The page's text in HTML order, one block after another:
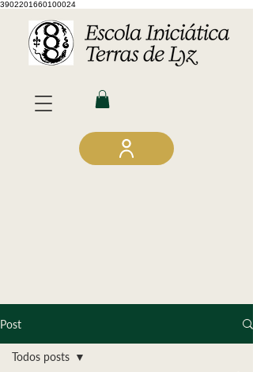
3902201660100024
Post
Todos posts